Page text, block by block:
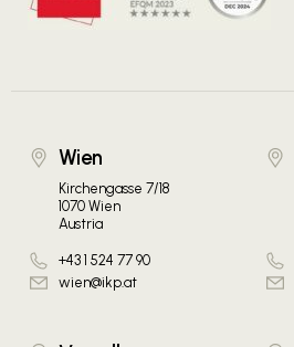
Wien
Kirchengasse 7/18
1070 Wien
Austria
+43 1 524 77 90
wien@ikp.at